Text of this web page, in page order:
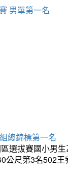
男單第一名
總錦標第一名
選拔賽國小男
尺第3名502